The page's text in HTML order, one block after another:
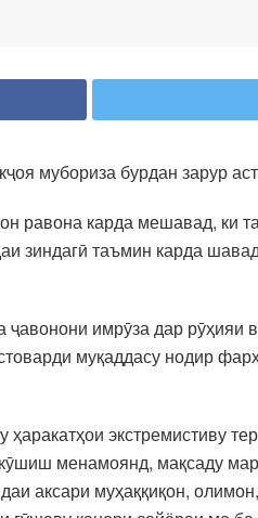
мубориза бурдан зарур
равона карда мешавад, ки
зиндагӣ таъмин карда
имрӯза дар рӯҳияи
муқаддасу нодир
экстремистиву
менамоянд, мақсаду
аксари муҳаққиқон,